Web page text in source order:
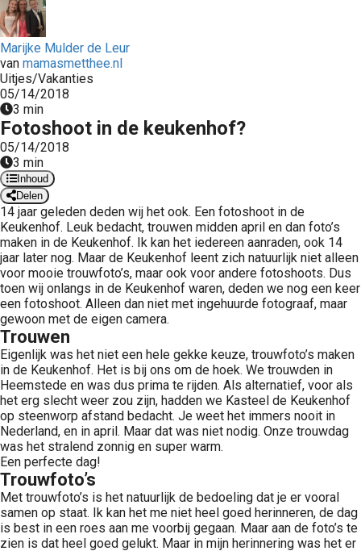
Marijke Mulder de Leur
van mamasmetthee.nl
Uitjes/Vakanties
05/14/2018
3 min
Fotoshoot in de keukenhof?
05/14/2018
3 min
Inhoud
Delen
14 jaar geleden deden wij het ook. Een fotoshoot in de
Keukenhof. Leuk bedacht, trouwen midden april en dan foto’s
maken in de Keukenhof. Ik kan het iedereen aanraden, ook 14
jaar later nog. Maar de Keukenhof leent zich natuurlijk niet alleen
voor mooie trouwfoto’s, maar ook voor andere fotoshoots. Dus
toen wij onlangs in de Keukenhof waren, deden we nog een keer
een fotoshoot. Alleen dan niet met ingehuurde fotograaf, maar
gewoon met de eigen camera.
Trouwen
Eigenlijk was het niet een hele gekke keuze, trouwfoto’s maken
in de Keukenhof. Het is bij ons om de hoek. We trouwden in
Heemstede en was dus prima te rijden. Als alternatief, voor als
het erg slecht weer zou zijn, hadden we Kasteel de Keukenhof
op steenworp afstand bedacht. Je weet het immers nooit in
Nederland, en in april. Maar dat was niet nodig. Onze trouwdag
was het stralend zonnig en super warm.
Een perfecte dag!
Trouwfoto’s
Met trouwfoto’s is het natuurlijk de bedoeling dat je er vooral
samen op staat. Ik kan het me niet heel goed herinneren, de dag
is best in een roes aan me voorbij gegaan. Maar aan de foto’s te
zien is dat heel goed gelukt. Maar in mijn herinnering was het er
de
Hierdoor
website-
van